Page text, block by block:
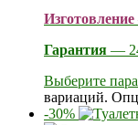
Гарантия —
Выберите
вариаций.
-30%